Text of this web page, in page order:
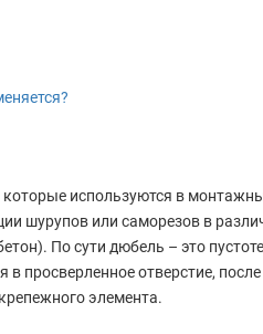
используются в
шурупов или саморезов в
По сути дюбель – это
просверленное отверстие, после
элемента.